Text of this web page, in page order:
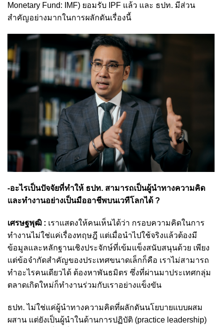
Monetary Fund: IMF) ยอมรับ IPF แล้ว และ ธปท. มีส่วน
สำคัญอย่างมากในการผลักดันเรื่องนี้
-อะไรเป็นปัจจัยที่ทำให้ ธปท. สามารถเป็นผู้นำทางความคิด
และทำงานอย่างเป็นมืออาชีพบนเวทีโลกได้ ?
เศรษฐพุฒิ : เราแสดงให้คนเห็นได้ว่า กรอบความคิดในการ
ทำงานไม่ใช่แค่เรื่องทฤษฎี แต่เมื่อนำไปใช้จริงแล้วต้องมี
ข้อมูลและหลักฐานเชิงประจักษ์ที่เข้มแข็งสนับสนุนด้วย เพียง
แต่ข้อจำกัดสำคัญของประเทศขนาดเล็กก็คือ เราไม่สามารถ
ทำอะไรคนเดียวได้ ต้องหาพันธมิตร ซึ่งที่ผ่านมาประเทศกลุ่ม
ตลาดเกิดใหม่ก็ทำงานร่วมกับเราอย่างแข็งขัน
ธปท. ไม่ใช่แค่ผู้นำทางความคิดที่ผลักดันนโยบายแบบผสม
ผสาน แต่ยังเป็นผู้นำในด้านการปฏิบัติ (practice leadership)